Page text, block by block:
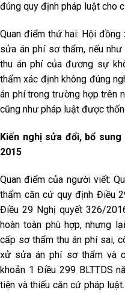
đúng quy định pháp luật cho
Quan điểm thứ hai: Hội
sửa án phí sơ thẩm, nếu
thu án phí của đương sự
thẩm xác định không đúng
án phí trong trường hợp trên
cũng như pháp luật được
Kiến nghị sửa đổi, bổ
2015
Quan điểm của người viết:
thẩm căn cứ quy định Điều
Điều 29 Nghị quyết 326/
hoàn toàn phù hợp, nhưng
cấp sơ thẩm thu án phí sai,
xử sửa án phí sơ thẩm và
khoản 1 Điều 299 BLTTDS
tiện và thiếu căn cứ pháp